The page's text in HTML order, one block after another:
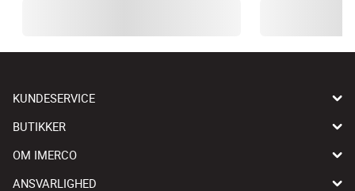
KUNDESERVICE
BUTIKKER
OM IMERCO
ANSVARLIGHED